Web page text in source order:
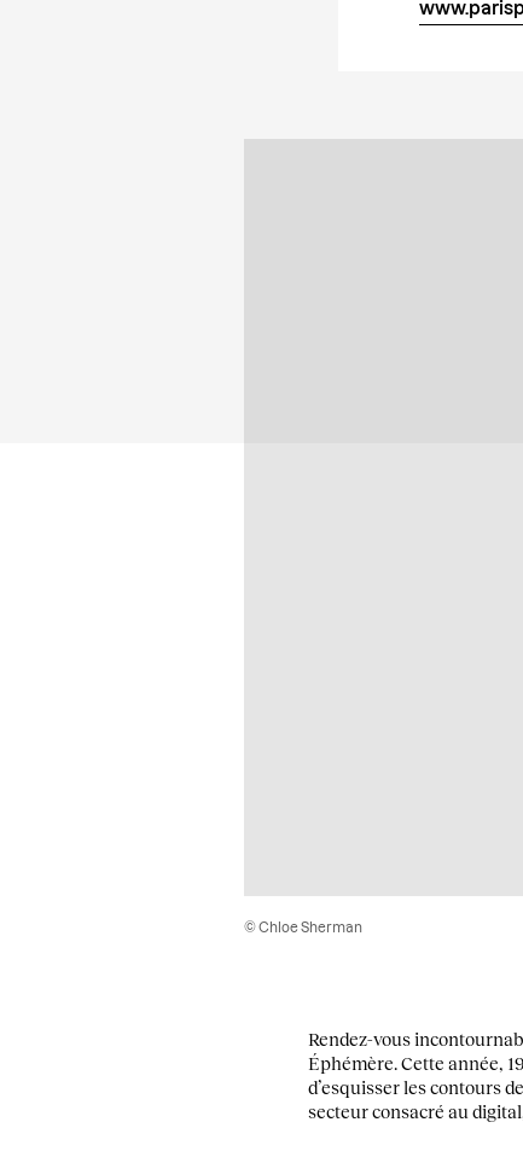
© Chloe Sherman
Rendez-vous
Éphémère. Cette année,
d’esquisser les contours
secteur consacré au